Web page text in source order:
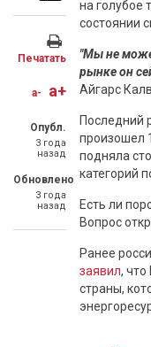
Печатать
a- a+
Опубл.
3 года
назад
Обновлено
3 года
назад
на голубое
состоянии
"Мы не
рынке он
Айгарс
Последний
произошел
подняла
категорий
Есть ли
Вопрос
Ранее
заявил, что
страны,